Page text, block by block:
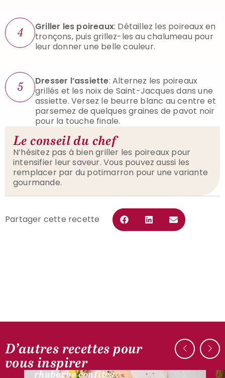
4 Griller les poireaux: Détaillez les poireaux en
tronçons, puis grillez-les au chalumeau pour
leur donner une belle couleur.
5 Dresser l’assiette: Alternez les poireaux
grillés et les noix de Saint-Jacques dans une
assiette. Versez le beurre blanc au centre et
parsemez de quelques graines de pavot noir
pour la touche finale.
Le conseil du chef
N’hésitez pas à bien griller les poireaux pour
intensifier leur saveur. Vous pouvez aussi les
remplacer par du potimarron pour une variante
gourmande.
Partager cette recette
D’autres recettes pour
vous inspirer
AUTOUR DU CANARD
Bloc de foie gras, mangue et
rhubarbe confites